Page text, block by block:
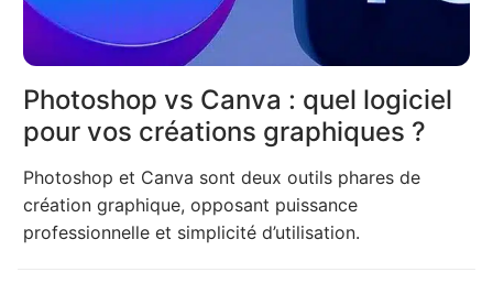
Photoshop vs Canva : quel logiciel
pour vos créations graphiques ?
Photoshop et Canva sont deux outils phares de
création graphique, opposant puissance
professionnelle et simplicité d’utilisation.